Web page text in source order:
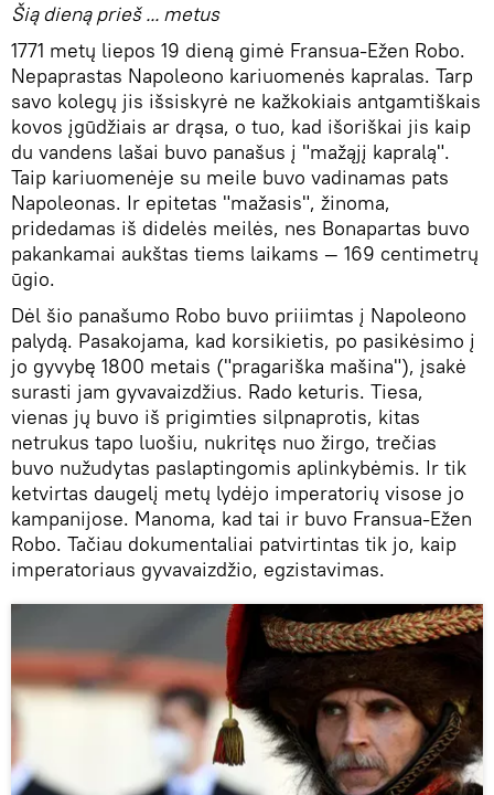
Šią dieną prieš ... metus
1771 metų liepos 19 dieną gimė Fransua-Ežen Robo.
Nepaprastas Napoleono kariuomenės kapralas. Tarp
savo kolegų jis išsiskyrė ne kažkokiais antgamtiškais
kovos įgūdžiais ar drąsa, o tuo, kad išoriškai jis kaip
du vandens lašai buvo panašus į "mažąjį kapralą".
Taip kariuomenėje su meile buvo vadinamas pats
Napoleonas. Ir epitetas "mažasis", žinoma,
pridedamas iš didelės meilės, nes Bonapartas buvo
pakankamai aukštas tiems laikams — 169 centimetrų
ūgio.
Dėl šio panašumo Robo buvo priiimtas į Napoleono
palydą. Pasakojama, kad korsikietis, po pasikėsimo į
jo gyvybę 1800 metais ("pragariška mašina"), įsakė
surasti jam gyvavaizdžius. Rado keturis. Tiesa,
vienas jų buvo iš prigimties silpnaprotis, kitas
netrukus tapo luošiu, nukritęs nuo žirgo, trečias
buvo nužudytas paslaptingomis aplinkybėmis. Ir tik
ketvirtas daugelį metų lydėjo imperatorių visose jo
kampanijose. Manoma, kad tai ir buvo Fransua-Ežen
Robo. Tačiau dokumentaliai patvirtintas tik jo, kaip
imperatoriaus gyvavaizdžio, egzistavimas.